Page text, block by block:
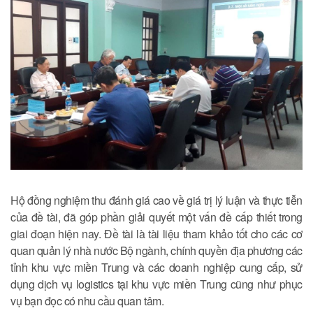
Hộ đồng nghiệm thu đánh giá cao về giá trị lý luận và thực tiễn
của đề tài, đã góp phần giải quyết một vấn đề cấp thiết trong
giai đoạn hiện nay. Đề tài là tài liệu tham khảo tốt cho các cơ
quan quản lý nhà nước Bộ ngành, chính quyền địa phương các
tỉnh khu vực miền Trung và các doanh nghiệp cung cấp, sử
dụng dịch vụ logistics tại khu vực miền Trung cũng như phục
vụ bạn đọc có nhu cầu quan tâm.